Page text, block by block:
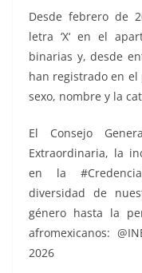
Desde febrero de
letra ‘X‘ en el
binarias y, desde
han registrado en
sexo, nombre y la
El Consejo
Extraordinaria, la
en la
diversidad de
género hasta la
afromexicanos:
2026